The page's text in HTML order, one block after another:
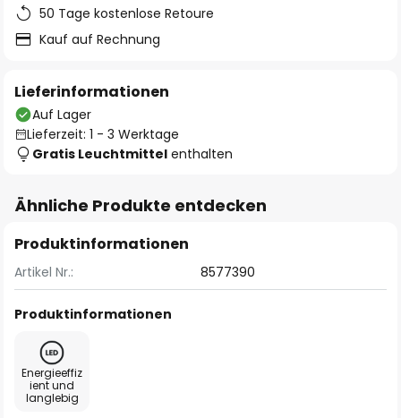
50 Tage kostenlose Retoure
Kauf auf Rechnung
Lieferinformationen
Auf Lager
Lieferzeit: 1 - 3 Werktage
Gratis Leuchtmittel enthalten
Ähnliche Produkte entdecken
Produktinformationen
Artikel Nr.: 8577390
Produktinformationen
Energieeffiz
ient und
langlebig